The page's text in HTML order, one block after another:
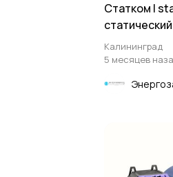
Статком |
реактивной
Калининград
5 месяцев